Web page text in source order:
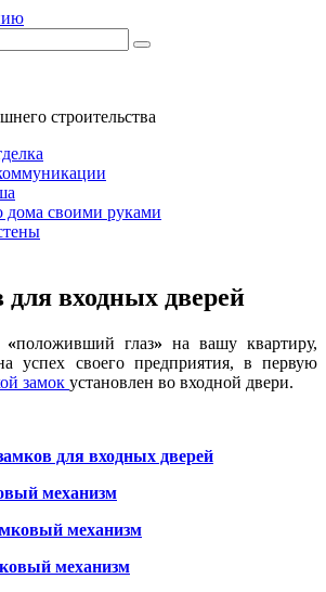
строительства
дома своими руками
входных дверей
«положивший глаз» на вашу квартиру,
успех своего предприятия, в первую
замок установлен во входной двери.
для входных дверей
механизм
механизм
механизм